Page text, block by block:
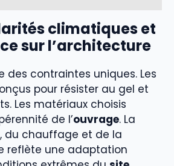
climatiques et
sur l’architecture
des contraintes uniques. Les
pour résister au gel et
Les matériaux choisis
de l’ouvrage. La
du chauffage et de la
reflète une adaptation